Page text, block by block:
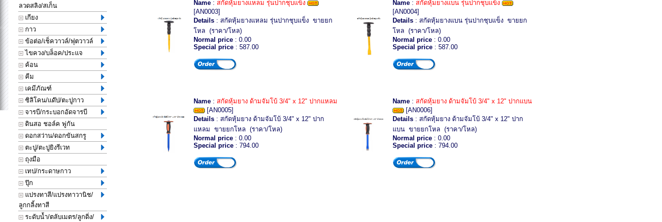
ลวดสลิง/สเก็น
เกียง
กาว
ข้อต่อ/เช็ควาวล์/ฟุตวาวล์
ไขควง/บล็อค/ประแจ
ค้อน
คีม
เคมีภัณฑ์
ซิลิโคน/แด๊ป/ตะปูกาว
จารบี/กระบอกอัดจารบี
ดินสอ ชอล์ค พู่กัน
ดอกสว่าน/ดอกขันสกรู
ตะปู/ตะปูยิงรีเวท
ถุงมือ
เทป/กระดาษกาว
ปุ๊ก
แปรงทาสี/แปรงทาวานิช/
ลูกกลิ้งทาสี
ระดับน้ำ/ตลับเมตร/ลูกดิ่ง/
Name : สกัดหุ้มยางแหลม รุ่นปากชุบแข็ง
[AN0003]
Details : สกัดหุ้มยางแหลม รุ่นปากชุบแข็ง ขายยก
โหล (ราคา/โหล)
Normal price : 0.00
Special price : 587.00
Name : สกัดหุ้มยางแบน รุ่นปากชุบแข็ง
[AN0004]
Details : สกัดหุ้มยางแบน รุ่นปากชุบแข็ง ขายยก
โหล (ราคา/โหล)
Normal price : 0.00
Special price : 587.00
Name : สกัดหุ้มยาง ด้ามจัมโบ้ 3/4" x 12" ปากแหลม
[AN0005]
Details : สกัดหุ้มยาง ด้ามจัมโบ้ 3/4" x 12" ปาก
แหลม ขายยกโหล (ราคา/โหล)
Normal price : 0.00
Special price : 794.00
Name : สกัดหุ้มยาง ด้ามจัมโบ้ 3/4" x 12" ปากแบน
[AN0006]
Details : สกัดหุ้มยาง ด้ามจัมโบ้ 3/4" x 12" ปาก
แบน ขายยกโหล (ราคา/โหล)
Normal price : 0.00
Special price : 794.00